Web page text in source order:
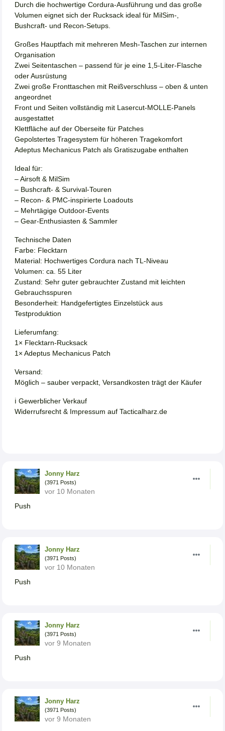
Durch die hochwertige Cordura-Ausführung und das große
Volumen eignet sich der Rucksack ideal für MilSim-,
Bushcraft- und Recon-Setups.
Großes Hauptfach mit mehreren Mesh-Taschen zur internen
Organisation
Zwei Seitentaschen – passend für je eine 1,5-Liter-Flasche
oder Ausrüstung
Zwei große Fronttaschen mit Reißverschluss – oben & unten
angeordnet
Front und Seiten vollständig mit Lasercut-MOLLE-Panels
ausgestattet
Klettfläche auf der Oberseite für Patches
Gepolstertes Tragesystem für höheren Tragekomfort
Adeptus Mechanicus Patch als Gratiszugabe enthalten
Ideal für:
– Airsoft & MilSim
– Bushcraft- & Survival-Touren
– Recon- & PMC-inspirierte Loadouts
– Mehrtägige Outdoor-Events
– Gear-Enthusiasten & Sammler
Technische Daten
Farbe: Flecktarn
Material: Hochwertiges Cordura nach TL-Niveau
Volumen: ca. 55 Liter
Zustand: Sehr guter gebrauchter Zustand mit leichten
Gebrauchsspuren
Besonderheit: Handgefertigtes Einzelstück aus
Testproduktion
Lieferumfang:
1× Flecktarn-Rucksack
1× Adeptus Mechanicus Patch
Versand:
Möglich – sauber verpackt, Versandkosten trägt der Käufer
ℹ️ Gewerblicher Verkauf
Widerrufsrecht & Impressum auf Tacticalharz.de
Jonny Harz
(3971 Posts)
vor 10 Monaten
Push
Jonny Harz
(3971 Posts)
vor 10 Monaten
Push
Jonny Harz
(3971 Posts)
vor 9 Monaten
Push
Jonny Harz
(3971 Posts)
vor 9 Monaten